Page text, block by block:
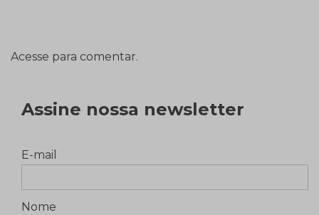
Acesse para comentar.
Assine nossa newsletter
E-mail
Nome